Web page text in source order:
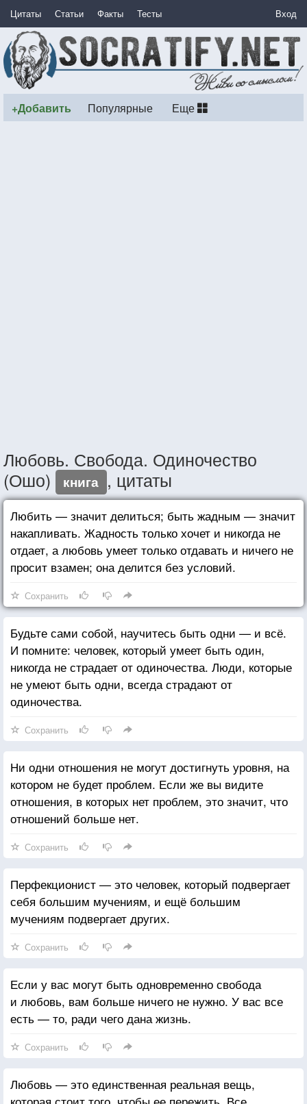
Цитаты Статьи Факты Тесты Вход
+Добавить Популярные Еще
Любовь. Свобода. Одиночество
(Ошо)
книга , цитаты
Любить — значит делиться; быть жадным — значит
накапливать. Жадность только хочет и никогда не
отдает, а любовь умеет только отдавать и ничего не
просит взамен; она делится без условий.
Сохранить
Будьте сами собой, научитесь быть одни — и всё.
И помните: человек, который умеет быть один,
никогда не страдает от одиночества. Люди, которые
не умеют быть одни, всегда страдают от
одиночества.
Сохранить
Ни одни отношения не могут достигнуть уровня, на
котором не будет проблем. Если же вы видите
отношения, в которых нет проблем, это значит, что
отношений больше нет.
Сохранить
Перфекционист — это человек, который подвергает
себя большим мучениям, и ещё большим
мучениям подвергает других.
Сохранить
Если у вас могут быть одновременно свобода
и любовь, вам больше ничего не нужно. У вас все
есть — то, ради чего дана жизнь.
Сохранить
Любовь — это единственная реальная вещь,